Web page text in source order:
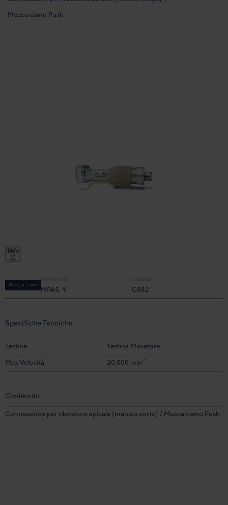
Meccanismo Push
Senza Luce
MODELLO:
MPAS-Y
CODICE:
C882
Specifiche Tecniche
Testina Testina Miniature
Max Velocità 20,000 min -1
Contenuto
Connessione per rilevatore apicale (manico corto) / Meccanismo Push